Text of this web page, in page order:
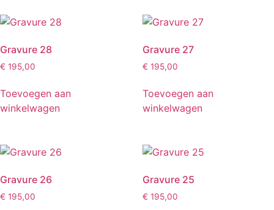
Gravure 28
€ 195,00
Toevoegen aan
winkelwagen
Gravure 27
€ 195,00
Toevoegen aan
winkelwagen
Gravure 26
€ 195,00
Gravure 25
€ 195,00